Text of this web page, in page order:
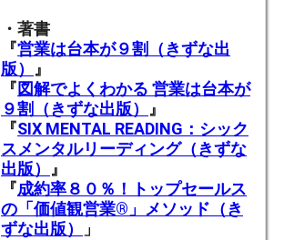
・著書
『営業は台本が９割（きずな出
版） 』
『図解でよくわかる 営業は台本が
９割（きずな出版） 』
『SIX MENTAL READING：シック
スメンタルリーディング（きずな
出版） 』
『成約率８０％！トップセールス
の「価値観営業®️」メソッド（き
ずな出版）
」